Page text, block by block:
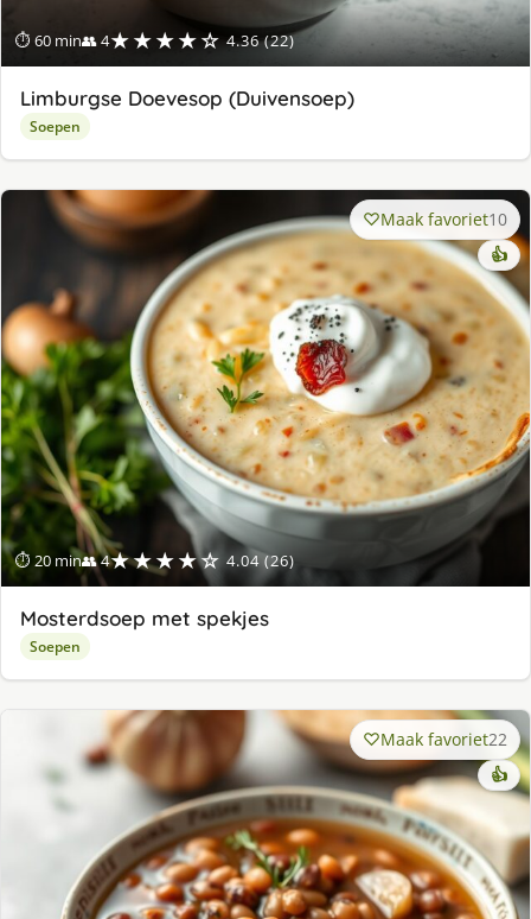
⏱ 60 min👥 4★★★★☆ 4.36 (22)
Limburgse Doevesop (Duivensoep)
Soepen
⏱ 20 min👥 4★★★★☆ 4.04 (26)
Maak favoriet10
👍
Mosterdsoep met spekjes
Soepen
Maak favoriet22
👍